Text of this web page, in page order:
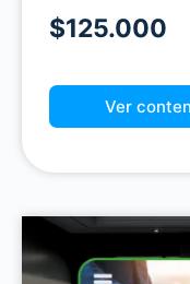
$125.000
Ver